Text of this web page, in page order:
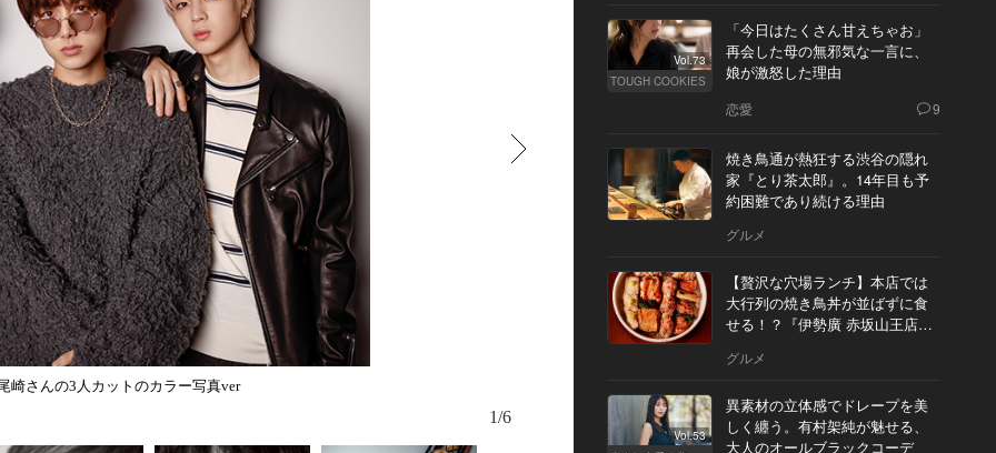
崎さんの3人カットのカラー写真ver
1/6
Vol.73
TOUGH COOKIES
「今日はたくさん甘えちゃお」
再会した母の無邪気な一言に、
娘が激怒した理由
恋愛 9
焼き鳥通が熱狂する渋谷の隠れ
家『とり茶太郎』。14年目も予
約困難であり続ける理由
グルメ
【贅沢な穴場ランチ】本店では
大行列の焼き鳥丼が並ばずに食
せる！？『伊勢廣 赤坂山王店』
グルメ
Vol.53
異素材の立体感でドレープを美
しく纏う。有村架純が魅せる、
大人のオールブラックコーデ